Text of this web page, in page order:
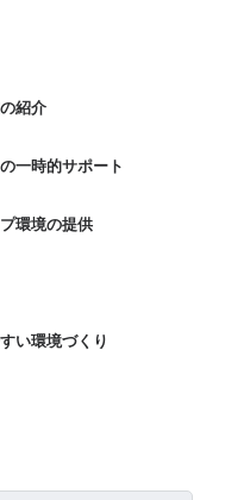
紹介
一時的サポート
環境の提供
い環境づくり